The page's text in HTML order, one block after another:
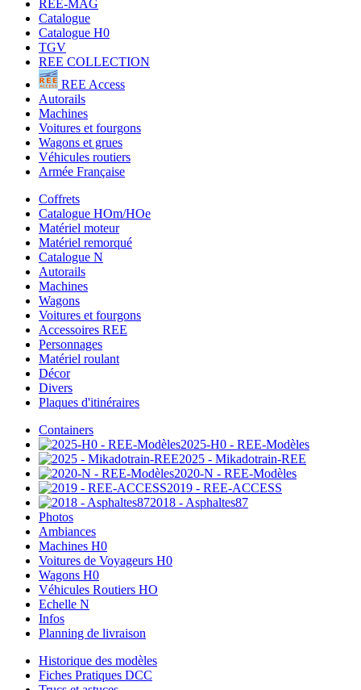
REE-MAG
Catalogue
Catalogue H0
TGV
REE COLLECTION
REE Access
Autorails
Machines
Voitures et fourgons
Wagons et grues
Véhicules routiers
Armée Française
Coffrets
Catalogue HOm/HOe
Matériel moteur
Matériel remorqué
Catalogue N
Autorails
Machines
Wagons
Voitures et fourgons
Accessoires REE
Personnages
Matériel roulant
Décor
Divers
Plaques d'itinéraires
Containers
2025-H0 - REE-Modèles
2025 - Mikadotrain-REE
2020-N - REE-Modèles
2019 - REE-ACCESS
2018 - Asphaltes87
Photos
Ambiances
Machines H0
Voitures de Voyageurs H0
Wagons H0
Véhicules Routiers HO
Echelle N
Infos
Planning de livraison
Historique des modèles
Fiches Pratiques DCC